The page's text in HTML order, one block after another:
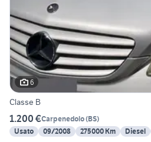
6
Classe B
1.200 €Carpenedolo(BS)
Usato
09/2008 275000 Km Diesel